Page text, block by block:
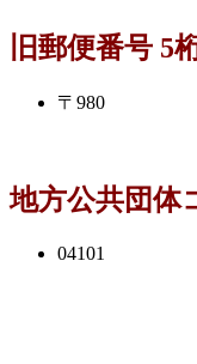
旧郵便番号 5
〒980
地方公共団体
04101